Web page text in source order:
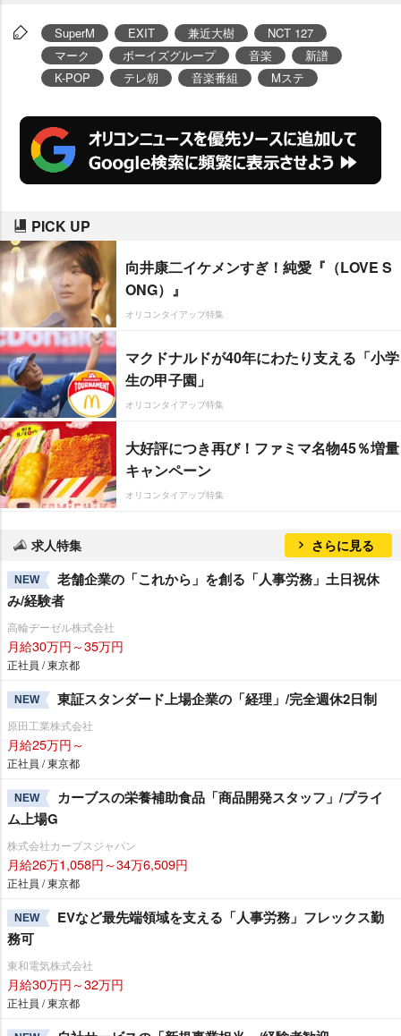
SuperM EXIT 兼近大樹
NCT 127
マーク
ボーイズグループ 音楽
新譜
K-POP
テレ朝 音楽番組 Mステ
PICK UP
向井康二イケメンすぎ！純愛『（LOVE S
ONG）』
オリコンタイアップ特集
マクドナルドが40年にわたり支える「小学
生の甲子園」
オリコンタイアップ特集
大好評につき再び！ファミマ名物45％増量
キャンペーン
オリコンタイアップ特集
求人特集 さらに見る
NEW
老舗企業の「これから」を創る「人事労務」土日祝休
み/経験者
高輪ヂーゼル株式会社
月給30万円～35万円
正社員 / 東京都
NEW 東証スタンダード上場企業の「経理」/完全週休2日制
原田工業株式会社
月給25万円～
正社員 / 東京都
NEW
カーブスの栄養補助食品「商品開発スタッフ」/プライ
ム上場G
株式会社カーブスジャパン
月給26万1,058円～34万6,509円
正社員 / 東京都
NEW
EVなど最先端領域を支える「人事労務」フレックス勤
務可
東和電気株式会社
月給30万円～32万円
正社員 / 東京都